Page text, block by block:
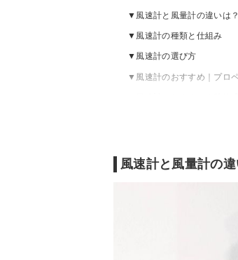
風速計と風量計の違いは？
風速計の種類と仕組み
風速計の選び方
風速計のおすすめ｜プロ
風速計と風量計の違